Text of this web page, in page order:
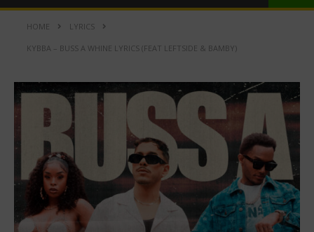
HOME LYRICS
KYBBA – BUSS A WHINE LYRICS (FEAT LEFTSIDE & BAMBY)